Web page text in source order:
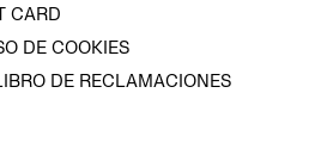
CARD
DE COOKIES
DE RECLAMACIONES